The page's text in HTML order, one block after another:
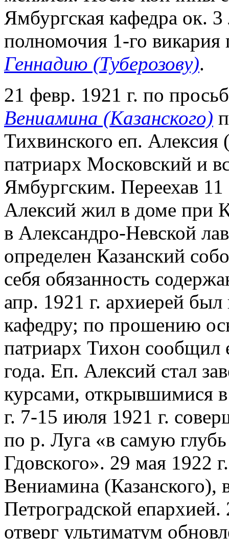
Ямбургская кафедра ок. 3
полномочия 1-го
Геннадию (Туберозову).
21 февр. 1921 г. по
Вениамина (Казанского)
Тихвинского еп.
патриарх Московский и
Ямбургским. Переехав 11
Алексий жил в доме при
в Александро-Невской
определен Казанский
себя обязанность
апр. 1921 г. архиерей
кафедру; по прошению
патриарх Тихон сообщил
года. Еп. Алексий стал
курсами, открывшимися
г. 7-15 июля 1921 г.
по р. Луга «в самую
Гдовского». 29 мая 1922
Вениамина (Казанского),
Петроградской
отверг ультиматум